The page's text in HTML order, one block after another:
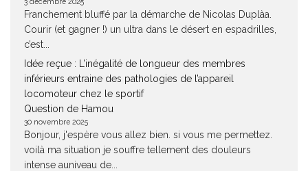
Franchement bluffé par la démarche de Nicolas Duplàa.
Courir (et gagner !) un ultra dans le désert en espadrilles,
c’est...
Idée reçue : L’inégalité de longueur des membres
inférieurs entraine des pathologies de l’appareil
locomoteur chez le sportif
Question de Hamou
30 novembre 2025
Bonjour, j'espère vous allez bien. si vous me permettez.
voilà ma situation je souffre tellement des douleurs
intense auniveau de...